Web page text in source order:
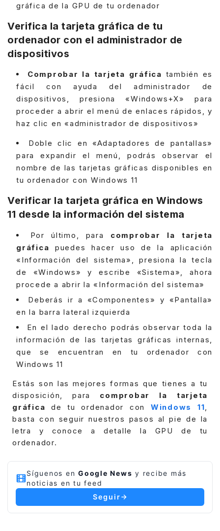
gráfica de la GPU de tu ordenador
Verifica la tarjeta gráfica de tu
ordenador con el administrador de
dispositivos
Comprobar la tarjeta gráfica también es
fácil con ayuda del administrador de
dispositivos, presiona «Windows+X» para
proceder a abrir el menú de enlaces rápidos, y
haz clic en «administrador de dispositivos»
Doble clic en «Adaptadores de pantallas»
para expandir el menú, podrás observar el
nombre de las tarjetas gráficas disponibles en
tu ordenador con Windows 11
Verificar la tarjeta gráfica en Windows
11 desde la información del sistema
Por último, para comprobar la tarjeta
gráfica puedes hacer uso de la aplicación
«Información del sistema», presiona la tecla
de «Windows» y escribe «Sistema», ahora
procede a abrir la «Información del sistema»
Deberás ir a «Componentes» y «Pantalla»
en la barra lateral izquierda
En el lado derecho podrás observar toda la
información de las tarjetas gráficas internas,
que se encuentran en tu ordenador con
Windows 11
Estás son las mejores formas que tienes a tu
disposición, para comprobar la tarjeta
gráfica de tu ordenador con Windows 11
basta con seguir nuestros pasos al pie de la
letra y conoce a detalle la GPU de tu
ordenador.
Síguenos en Google News y recibe más
noticias en tu feed
Seguir